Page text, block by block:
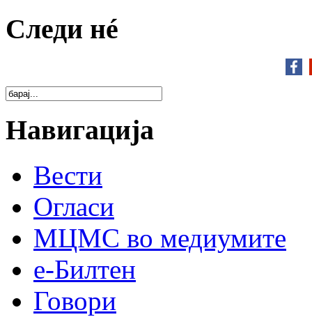
Следи нé
Навигација
Вести
Огласи
МЦМС во медиумите
е-Билтен
Говори